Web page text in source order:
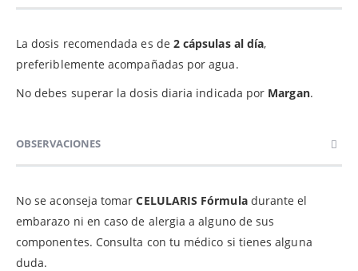
La dosis recomendada es de 2 cápsulas al día,
preferiblemente acompañadas por agua.
No debes superar la dosis diaria indicada por Margan.
OBSERVACIONES
No se aconseja tomarCELULARIS Fórmuladurante el
embarazo ni en caso de alergia a alguno de sus
componentes. Consulta con tu médico si tienes alguna
duda.